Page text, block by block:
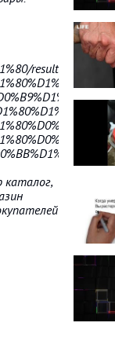
results?
каталог,